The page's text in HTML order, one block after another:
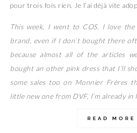
pour trois fois rien. Je l’ai déjà vite
This week, I went to COS. I love
brand, even if I don’t bought there
because almost all of the articles
bought an other pink dress that I’ll
some sales too on Monnier Frères
little new one from DVF, I’m already
READ MORE